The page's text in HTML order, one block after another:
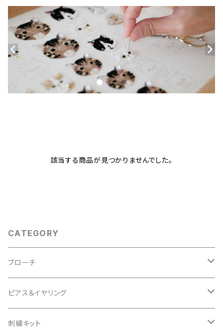
該当する商品が見つかりませんでした。
CATEGORY
ブローチ
Animal
Cat
Insect
ピアス＆イヤリング
mocomoco
刺繍キット